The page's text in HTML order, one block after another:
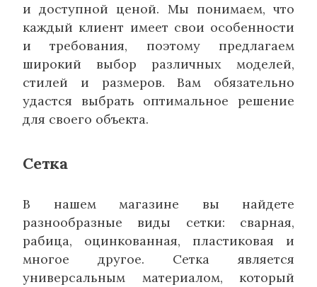
и доступной ценой. Мы понимаем, что
каждый клиент имеет свои особенности
и требования, поэтому предлагаем
широкий выбор различных моделей,
стилей и размеров. Вам обязательно
удастся выбрать оптимальное решение
для своего объекта.
Сетка
В нашем магазине вы найдете
разнообразные виды сетки: сварная,
рабица, оцинкованная, пластиковая и
многое другое. Сетка является
универсальным материалом, который